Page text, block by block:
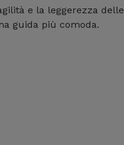
e la leggerezza delle
guida più comoda.